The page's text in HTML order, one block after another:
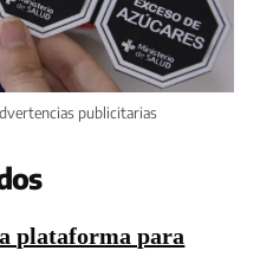
publicitarias
plataforma para